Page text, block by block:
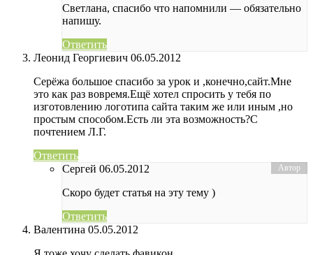
Светлана, спасибо что напомнили — обязательно
напишу.
Ответить
Леонид Георгиевич 06.05.2012
Серёжа большое спасибо за урок и ,конечно,сайт.Мне
это как раз вовремя.Ещё хотел спросить у тебя по
изготовлению логотипа сайта таким же или иным ,но
простым способом.Есть ли эта возможность?С
почтением Л.Г.
Ответить
Сергей 06.05.2012
Скоро будет статья на эту тему )
Ответить
Валентина 05.05.2012